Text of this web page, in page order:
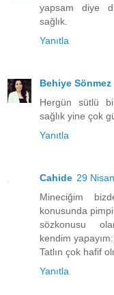
yapsam diye
sağlık.
Yanıtla
Behiye Sönmez
Hergün sütlü
sağlık yine çok
Yanıtla
Cahide 29
Mineciğim
konusunda
sözkonusu
kendim
Tatlın çok hafif
Yanıtla